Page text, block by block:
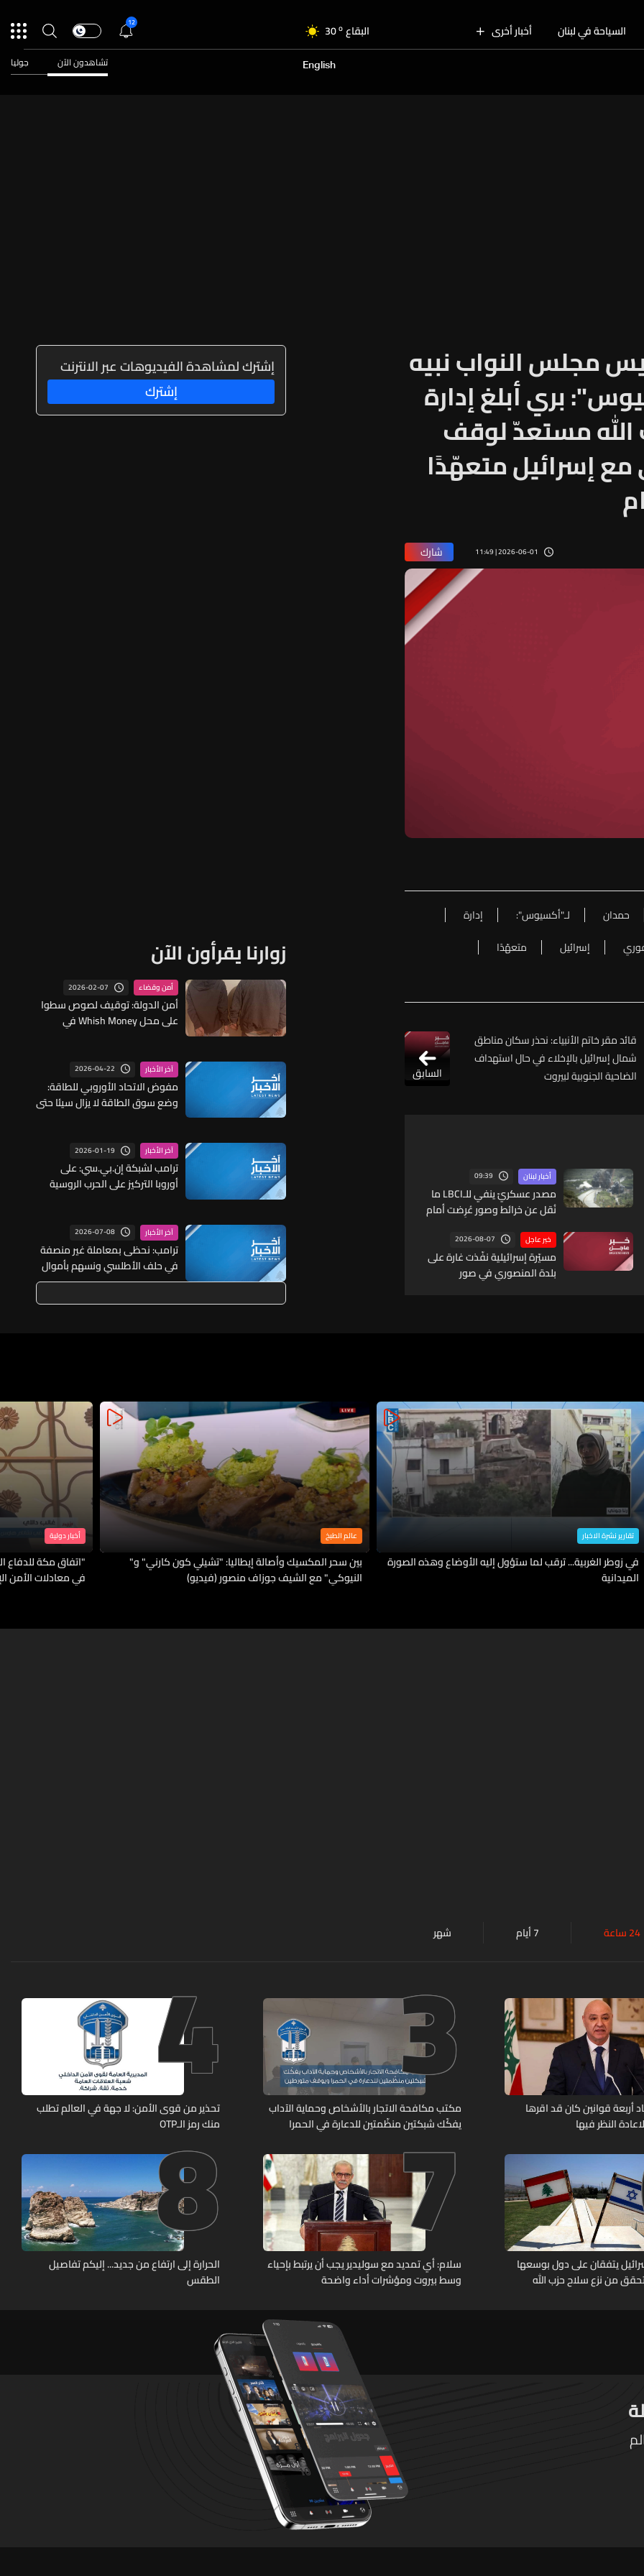
السياحة في لبنان أخبار أخرى البقاع 30o
الجنوب 29o
30
12
English تشاهدون الآن جوليا
مجلس النواب نبيه
بري أبلغ إدارة
الله مستعدّ لوقف
إسرائيل متعهّدًا
2026-06-01 | 11:49 شارك
حمدان لـ"أكسيوس":
إدارة
إسرائيل
متعهّدًا
قائد مقر خاتم الأنبياء: نحذر سكان مناطق
شمال إسرائيل بالإخلاء في حال استهداف
الضاحية الجنوبية لبيروت
السابق
أخبار لبنان 09:39
مصدر عسكريّ ينفي للـLBCI ما
نُقل عن خرائط وصور عُرِضت أمام
قيادية ومنشآت تحت الأرض
خبر عاجل 2026-08-07
مسيّرة إسرائيلية نفّذت غارة على
بلدة المنصوري في صور
إشترك لمشاهدة الفيديوهات عبر الانترنت
إشترك
زوارنا يقرأون الآن
أمن وقضاء 2026-02-07
أمن الدولة: توقيف لصوص سطوا
على محل Whish Money في
آخر الأخبار 2026-04-22
مفوض الاتحاد الأوروبي للطاقة:
وضع سوق الطاقة لا يزال سيئا حتى
آخر الأخبار 2026-01-19
ترامب لشبكة إن.بي.سي: على
أوروبا التركيز على الحرب الروسية
آخر الأخبار 2026-07-08
ترامب: نحظى بمعاملة غير منصفة
في حلف الأطلسي ونسهم بأموال
بشكل غير متناسب
تقارير نشرة الاخبار
في زوطر الغربية... ترقب لما ستؤول إليه الأوضاع وهذه الصورة
الميدانية
عالم الطبخ
بين سحر المكسيك وأصالة إيطاليا: "تشيلي كون كارني" و"
النيوكي" مع الشيف جوزاف منصور (فيديو)
أخبار دولية
"اتفاق مكة للدفاع
في معادلات الأمن
24 ساعة 7 أيام شهر
أربعة قوانين كان قد اقرها
النظر فيها
3
مكتب مكافحة الاتجار بالأشخاص وحماية الآداب
يفكّك شبكتين منظّمتين للدعارة في الحمرا
4
تحذير من قوى الأمن: لا جهة في العالم تطلب
منك رمز الـOTP
يتفقان على دول بوسعها
من نزع سلاح حزب الله
7
سلام: أي تمديد مع سوليدير يجب أن يرتبط بإحياء
وسط بيروت ومؤشرات أداء واضحة
8
الحرارة إلى ارتفاع من جديد... إليكم تفاصيل
الطقس